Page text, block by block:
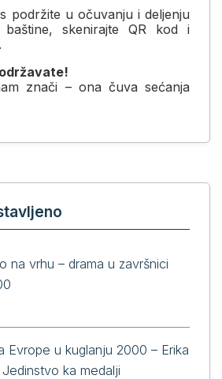
podržite u očuvanju i deljenju
baštine, skenirajte QR kod i
znači – ona čuva sećanja
na vrhu – drama u završnici
Evrope u kuglanju 2000 – Erika
ka medalji